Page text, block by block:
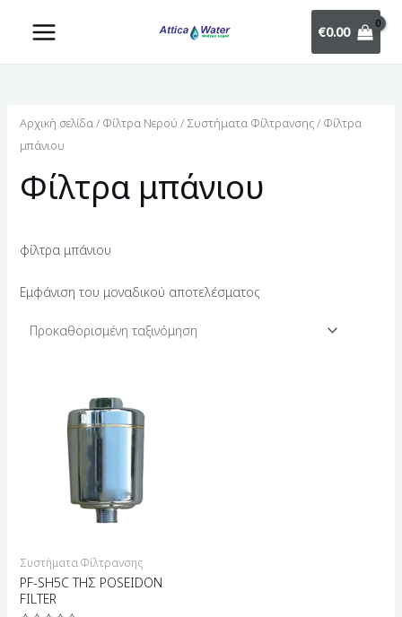
€0.00
Αρχική σελίδα / Φίλτρα Νερού / Συστήματα Φίλτρανσης/ Φίλτρα
μπάνιου
Φίλτρα μπάνιου
φίλτρα μπάνιου
Εμφάνιση του μοναδικού αποτελέσματος
Συστήματα Φίλτρανσης
PF-SH5C ΤΗΣ POSEIDON
FILTER